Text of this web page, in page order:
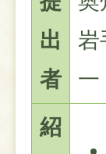
出
者
岩
一
紹